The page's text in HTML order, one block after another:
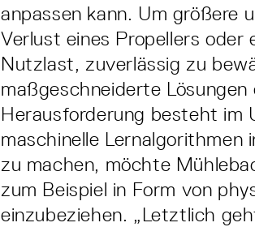
anpassen kann. Um größere
Verlust eines Propellers
Nutzlast, zuverlässig zu
maßgeschneiderte
Herausforderung besteht im
maschinelle Lernalgorithmen
zu machen, möchte
zum Beispiel in Form von
einzubeziehen. „Letztlich